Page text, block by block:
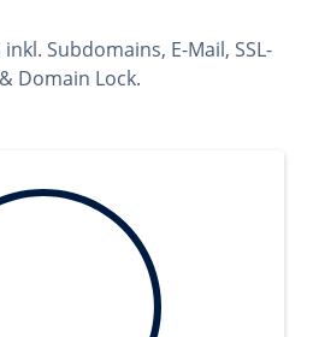
Subdomains, E-Mail, SSL-
Domain Lock.